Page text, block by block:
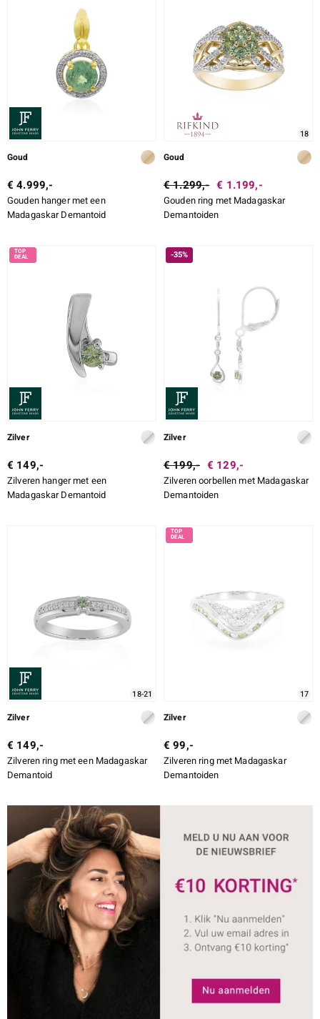
Goud
€ 4.999,-
Gouden hanger met een
Madagaskar Demantoid
18
Goud
€ 1.299,- € 1.199,-
Gouden ring met Madagaskar
Demantoiden
Zilver
€ 149,-
Zilveren hanger met een
Madagaskar Demantoid
-35%
Zilver
€ 199,- € 129,-
Zilveren oorbellen met Madagaskar
Demantoiden
18-21
Zilver
€ 149,-
Zilveren ring met een Madagaskar
Demantoid
17
Zilver
€ 99,-
Zilveren ring met Madagaskar
Demantoiden